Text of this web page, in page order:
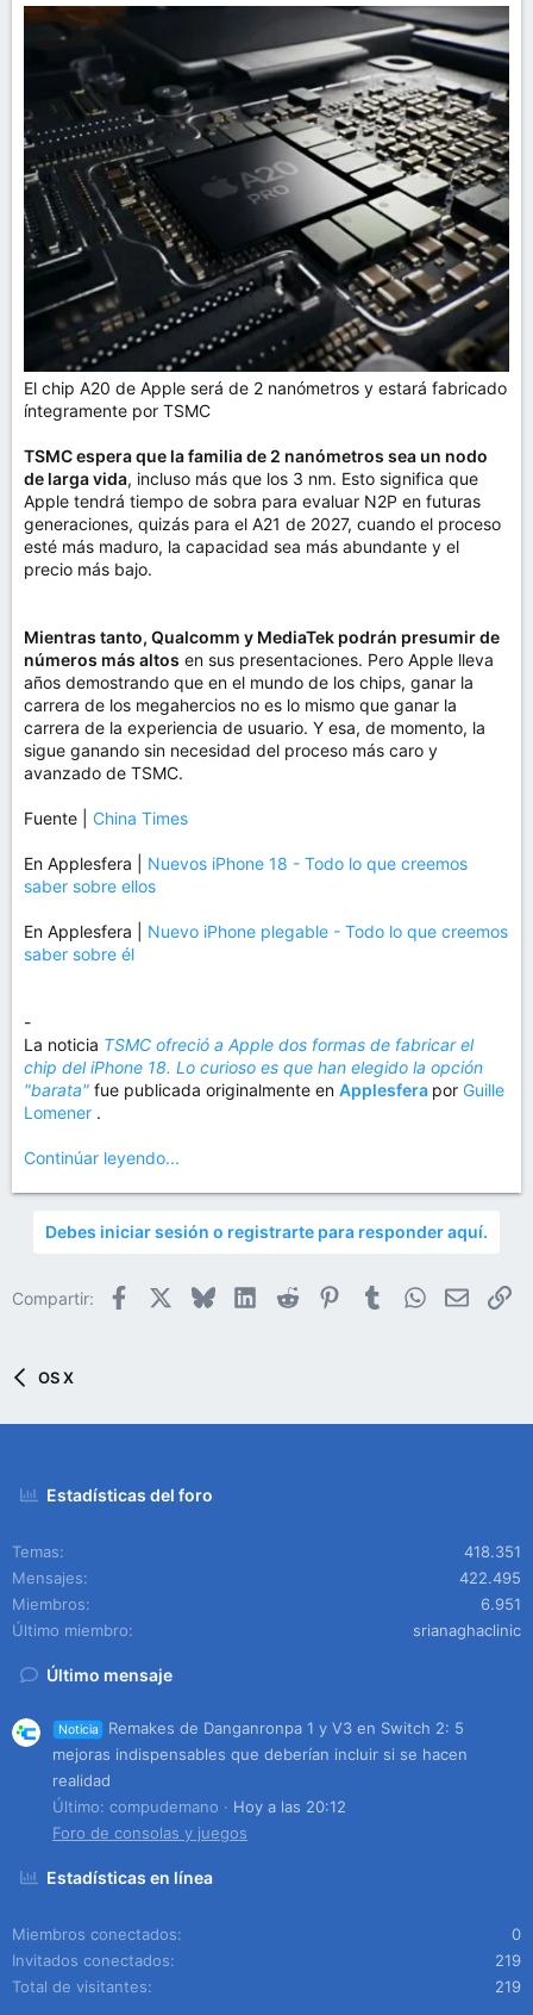
El chip A20 de Apple será de 2 nanómetros y estará fabricado
íntegramente por TSMC
TSMC espera que la familia de 2 nanómetros sea un nodo
de larga vida, incluso más que los 3 nm. Esto significa que
Apple tendrá tiempo de sobra para evaluar N2P en futuras
generaciones, quizás para el A21 de 2027, cuando el proceso
esté más maduro, la capacidad sea más abundante y el
precio más bajo.
Mientras tanto, Qualcomm y MediaTek podrán presumir de
números más altos en sus presentaciones. Pero Apple lleva
años demostrando que en el mundo de los chips, ganar la
carrera de los megahercios no es lo mismo que ganar la
carrera de la experiencia de usuario. Y esa, de momento, la
sigue ganando sin necesidad del proceso más caro y
avanzado de TSMC.
Fuente | China Times
En Applesfera | Nuevos iPhone 18 - Todo lo que creemos
saber sobre ellos
En Applesfera | Nuevo iPhone plegable - Todo lo que creemos
saber sobre él
-
La noticia TSMC ofreció a Apple dos formas de fabricar el
chip del iPhone 18. Lo curioso es que han elegido la opción
"barata" fue publicada originalmente en Applesfera por Guille
Lomener .
Continúar leyendo...
Debes iniciar sesión o registrarte para responder aquí.
Compartir: Facebook BlueskyLinkedIn
Reddit PinterestTumblrWhatsApp
Email
OS X
Estadísticas del foro
Temas
418.351
Mensajes
422.495
Miembros
6.951
Último miembro
srianaghaclinic
Último mensaje
Noticia
Remakes de Danganronpa 1 y V3 en Switch 2: 5
mejoras indispensables que deberían incluir si se hacen
realidad
Último: compudemano
Hoy a las 20:12
Foro de consolas y juegos
Estadísticas en línea
Miembros conectados
0
Invitados conectados
219
Total de visitantes
219